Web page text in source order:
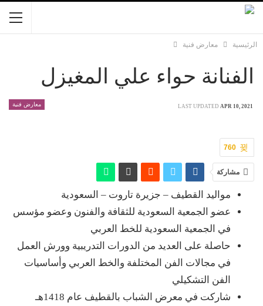
الرئيسية معارض فنية
الفنانة حواء علي المغيزل
معارض فنية LAST UPDATED APR 10, 2021
760
مشاركة
مواليد القطيف – جزيرة تاروت – السعودية
عضو الجمعية السعودية للثقافة والفنون وعضو مؤسس
في الجمعية السعودية للخط العربي
حاصلة على العديد من الدورات التدريبية وورش العمل
في مجالات الفن المختلفة والخط العربي وأساسيات
الفن التشكيلي
شاركت في معرض الشباب بالقطيف عام 1418هـ